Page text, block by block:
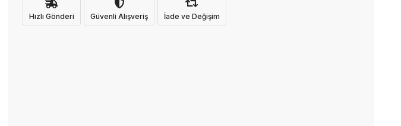
Hızlı Gönderi Güvenli Alışveriş İade ve Değişim